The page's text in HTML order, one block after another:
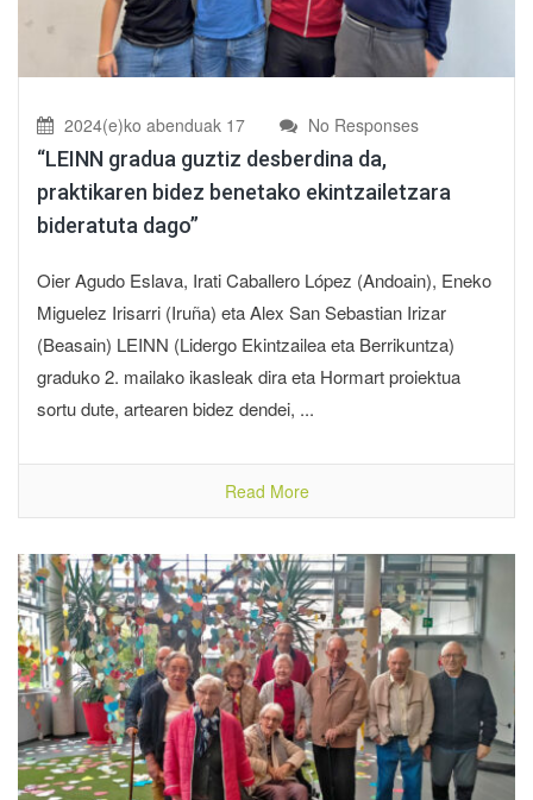
2024(e)ko abenduak 17 No Responses
“LEINN gradua guztiz desberdina da,
praktikaren bidez benetako ekintzailetzara
bideratuta dago”
Oier Agudo Eslava, Irati Caballero López (Andoain), Eneko
Miguelez Irisarri (Iruña) eta Alex San Sebastian Irizar
(Beasain) LEINN (Lidergo Ekintzailea eta Berrikuntza)
graduko 2. mailako ikasleak dira eta Hormart proiektua
sortu dute, artearen bidez dendei, ...
Read More